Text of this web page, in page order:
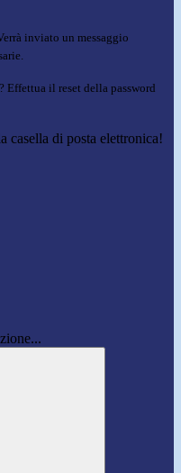
inviato un messaggio
Effettua il reset della password
casella di posta elettronica!